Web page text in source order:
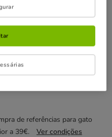
de referências para gato
a 39€.
Ver condições